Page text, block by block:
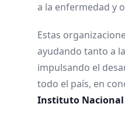
a la enfermedad y
Estas
ayudando tanto a
impulsando el
todo el país, en
Instituto Nacional